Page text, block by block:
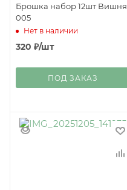
Брошка набор 12шт Вишня
005
Нет в наличии
320 ₽/шт
ПОД ЗАКАЗ